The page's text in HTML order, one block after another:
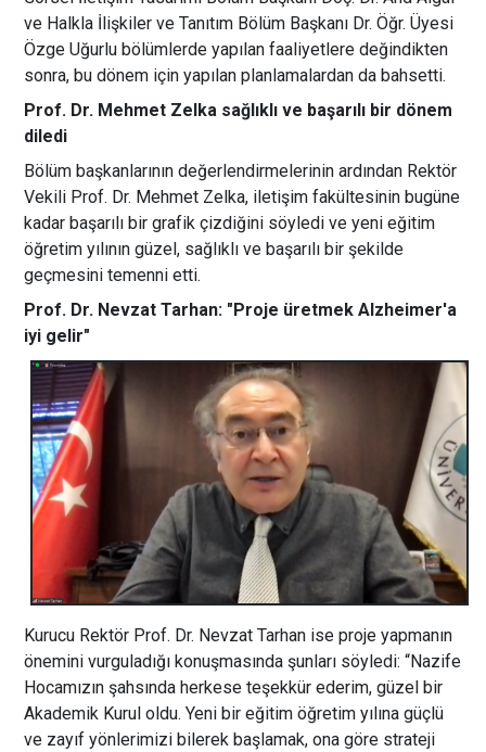
ve Halkla İlişkiler ve Tanıtım Bölüm Başkanı Dr. Öğr. Üyesi
Özge Uğurlu bölümlerde yapılan faaliyetlere değindikten
sonra, bu dönem için yapılan planlamalardan da bahsetti.
Prof. Dr. Mehmet Zelka sağlıklı ve başarılı bir dönem
diledi
Bölüm başkanlarının değerlendirmelerinin ardından Rektör
Vekili Prof. Dr. Mehmet Zelka, iletişim fakültesinin bugüne
kadar başarılı bir grafik çizdiğini söyledi ve yeni eğitim
öğretim yılının güzel, sağlıklı ve başarılı bir şekilde
geçmesini temenni etti.
Prof. Dr. Nevzat Tarhan: "Proje üretmek Alzheimer'a
iyi gelir"
Kurucu Rektör Prof. Dr. Nevzat Tarhan ise proje yapmanın
önemini vurguladığı konuşmasında şunları söyledi: “Nazife
Hocamızın şahsında herkese teşekkür ederim, güzel bir
Akademik Kurul oldu. Yeni bir eğitim öğretim yılına güçlü
ve zayıf yönlerimizi bilerek başlamak, ona göre strateji